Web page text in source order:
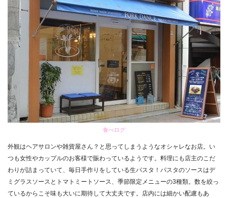
食べログ
外観はヘアサロンや雑貨屋さん？と思ってしまうようなオシャレなお店。い
つも女性やカップルのお客様で賑わっているようです。料理にも店主のこだ
わりが詰まっていて、毎日手作りをしている生パスタ！パスタのソースはデ
ミグラスソースとトマトミートソース、季節限定メニューの3種類。数を絞っ
ているからこそ味も大いに期待して大丈夫です。店内には細かい配慮もあ